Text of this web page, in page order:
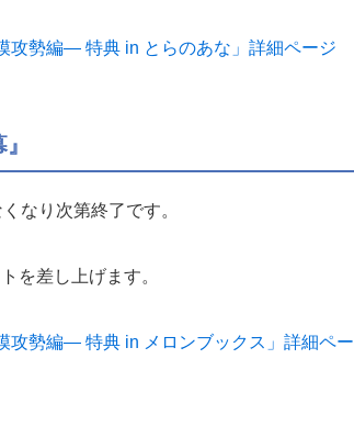
勢編― 特典 in とらのあな」詳細ページ
なり次第終了です。
を差し上げます。
勢編― 特典 in メロンブックス」詳細ペー